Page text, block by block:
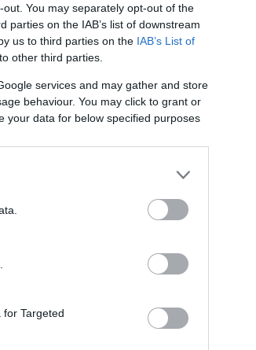
You may separately opt-out of the
parties on the IAB’s list of downstream
us to third parties on the IAB’s List of
other third parties.
services and may gather and store
behaviour. You may click to grant or
your data for below specified purposes
Targeted